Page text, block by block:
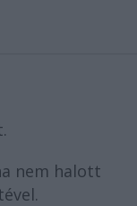
nem halott